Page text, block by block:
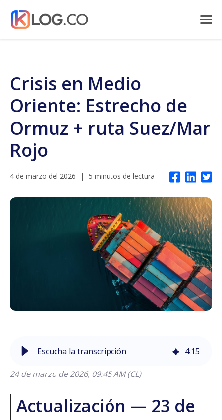
Crisis en Medio
Oriente: Estrecho de
Ormuz + ruta Suez/Mar
Rojo
4 de marzo del 2026 | 5 minutos de lectura
Escucha la transcripción 4:15
24 de marzo de 2026, 09:45 AM (CL)
Actualización — 23 de